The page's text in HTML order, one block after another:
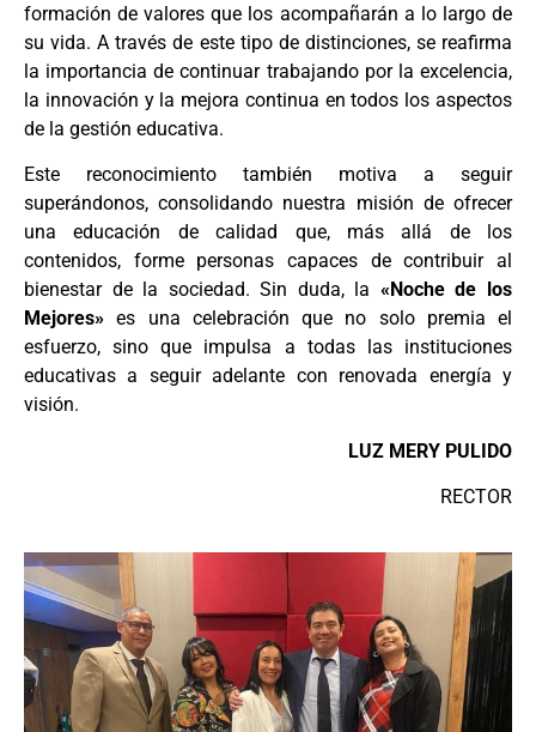
formación de valores que los acompañarán a lo largo de
su vida. A través de este tipo de distinciones, se reafirma
la importancia de continuar trabajando por la excelencia,
la innovación y la mejora continua en todos los aspectos
de la gestión educativa.
Este reconocimiento también motiva a seguir
superándonos, consolidando nuestra misión de ofrecer
una educación de calidad que, más allá de los
contenidos, forme personas capaces de contribuir al
bienestar de la sociedad. Sin duda, la «Noche de los
Mejores» es una celebración que no solo premia el
esfuerzo, sino que impulsa a todas las instituciones
educativas a seguir adelante con renovada energía y
visión.
LUZ MERY PULIDO
RECTOR